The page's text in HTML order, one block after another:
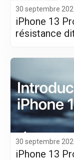
30 septembre
iPhone 13
résistance
30 septembre
iPhone 13